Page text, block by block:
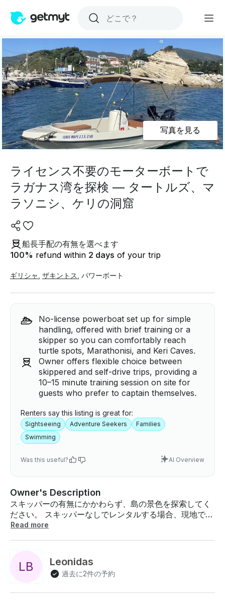
写真を見る
ライセンス不要のモーターボートで
ラガナス湾を探検 — タートルズ、マ
ラソニシ、ケリの洞窟
船長手配の有無を選べます
100% refund within 2 days of your trip
ギリシャ ザキントス パワーボート
No-license powerboat set up for simple
handling, offered with brief training or a
skipper so you can comfortably reach
turtle spots, Marathonisi, and Keri Caves.
Owner offers flexible choice between
skippered and self-drive trips, providing a
10–15 minute training session on site for
guests who prefer to captain themselves.
Renters say this listing is great for:
Sightseeing Adventure Seekers
Families
Swimming
Was this useful? AI Overview
Owner's Description
スキッパーの有無にかかわらず、島の景色を探索してく
ださい。 スキッパーなしでレンタルする場合、現地で10
～15分の短期トレーニングコースを提供しています。 ご
ィアスビーチケリアルチーズケリアルチーズケリカブス
オアシスビーチ 必要な場合は、1時間あたり10ユーロの
追加料金でスキッパーも用意しています。ボートのレン
Read more
LB Leonidas
過去に2件の予約